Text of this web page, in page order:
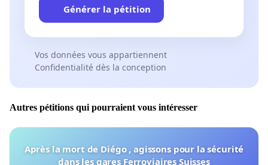
Générer la pétition
Vos données vous appartiennent
Confidentialité dès la conception
Autres pétitions qui pourraient vous intéresser
Après la mort de Diégo , agissons pour la sécurité
dans les gares Ferroviaires Suisses